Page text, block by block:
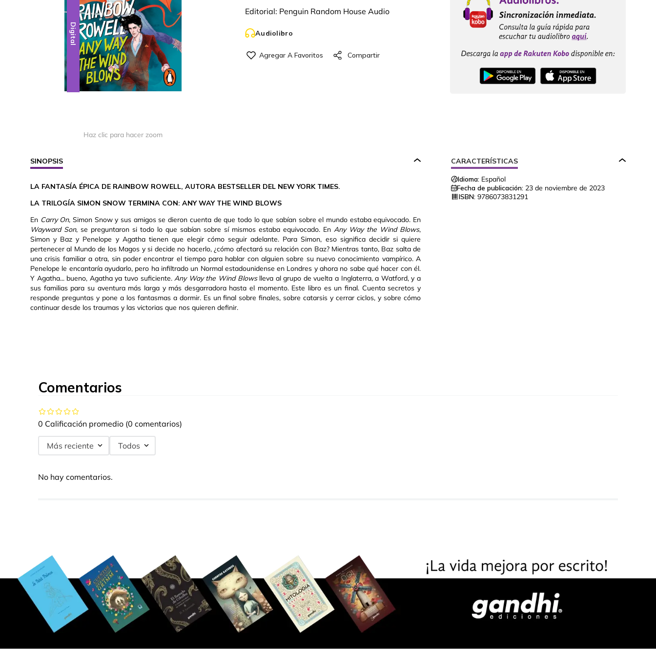
Digital
Haz clic para hacer zoom
Editorial: Penguin Random House Audio
Audiolibro
SINOPSIS
LA FANTASÍA ÉPICA DE RAINBOW ROWELL, AUTORA BESTSELLER DEL NEW YORK TIMES.
LA TRILOGÍA SIMON SNOW TERMINA CON: ANY WAY THE WIND BLOWS
En Carry On, Simon Snow y sus amigos se dieron cuenta de que todo lo que sabían sobre el mundo estaba equivocado. En
Wayward Son, se preguntaron si todo lo que sabían sobre sí mismos estaba equivocado. En Any Way the Wind Blows,
Simon y Baz y Penelope y Agatha tienen que elegir cómo seguir adelante. Para Simon, eso significa decidir si quiere
pertenecer al Mundo de los Magos y si decide no hacerlo, ¿cómo afectará su relación con Baz? Mientras tanto, Baz salta de
una crisis familiar a otra, sin poder encontrar el tiempo para hablar con alguien sobre su nuevo conocimiento vampírico. A
Penelope le encantaría ayudarlo, pero ha infiltrado un Normal estadounidense en Londres y ahora no sabe qué hacer con él.
Y Agatha... bueno, Agatha ya tuvo suficiente.Any Way the Wind Blowslleva al grupo de vuelta a Inglaterra, a Watford, y a
sus familias para su aventura más larga y más desgarradora hasta el momento. Este libro es un final. Cuenta secretos y
responde preguntas y pone a los fantasmas a dormir. Es un final sobre finales, sobre catarsis y cerrar ciclos, y sobre cómo
continuar desde los traumas y las victorias que nos quieren definir.
CARACTERÍSTICAS
Idioma: Español
Fecha de publicación: 23 de noviembre de 2023
ISBN: 9786073831291
Comentarios
0 Calificación promedio (0 comentarios)
Más reciente Todos
No hay comentarios.